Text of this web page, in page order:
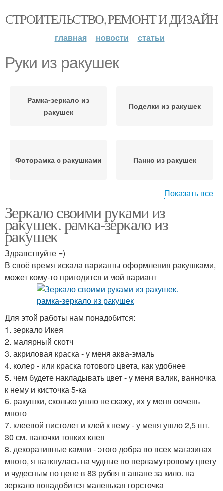
СТРОИТЕЛЬСТВО, РЕМОНТ И ДИЗАЙН
главная новости статьи
Руки из ракушек
Рамка-зеркало из
ракушек
Поделки из ракушек
Фоторамка с ракушками Панно из ракушек
Свечи из ракушек
ракушек
Показать все
Зеркало своими руками из
ракушек. рамка-зеркало из
ракушек
Здравствуйте =)
В своё время искала варианты оформления ракушками,
может кому-то пригодится и мой вариант
Для этой работы нам понадобится:
1. зеркало Икея
2. малярный скотч
3. акриловая краска - у меня аква-эмаль
4. колер - или краска готового цвета, как удобнее
5. чем будете накладывать цвет - у меня валик, ванночка
к нему и кисточка 5-ка
6. ракушки, сколько ушло не скажу, их у меня оочень
много
7. клеевой пистолет и клей к нему - у меня ушло 2,5 шт.
30 см. палочки тонких клея
8. декоративные камни - этого добра во всех магазинах
много, я наткнулась на чудные по перламутровому цвету
и чудесным по цене в 83 рубля в ашане за кило. на
зеркало понадобится маленькая горсточка